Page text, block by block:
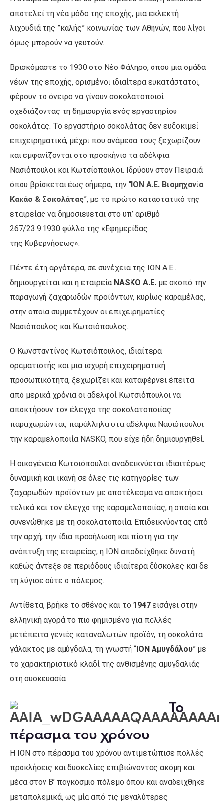
αποτελεί τη νέα μόδα της εποχής, μια εκλεκτή
λιχουδιά της ”καλής” κοινωνίας των Αθηνών, που λίγοι
όμως μπορούν να γευτούν.
Βρισκόμαστε το 1930 στο Νέο Φάληρο, όπου μια ομάδα
νέων της εποχής, ορισμένοι ιδιαίτερα ευκατάστατοι,
φέρουν το όνειρο να γίνουν σοκολατοποιοί
σχεδιάζοντας τη δημιουργία ενός εργαστηρίου
σοκολάτας. Το εργαστήριο σοκολάτας δεν ευδοκιμεί
επιχειρηματικά, μέχρι που ανάμεσα τους ξεχωρίζουν
και εμφανίζονται στο προσκήνιο τα αδέλφια
Νασιόπουλοι και Κωτσίοπουλοι. Ιδρύουν στον Πειραιά
όπου βρίσκεται έως σήμερα, την “ΙΟΝ Α.Ε. Βιομηχανία
Κακάο & Σοκολάτας”, με το πρώτο καταστατικό της
εταιρείας να δημοσιεύεται στο υπ’ αριθμό
267/23.9.1930 φύλλο της «Εφημερίδας
της Κυβερνήσεως».
Πέντε έτη αργότερα, σε συνέχεια της ΙΟΝ Α.Ε.,
δημιουργείται και η εταιρεία NASKO A.E. με σκοπό την
παραγωγή ζαχαρωδών προϊόντων, κυρίως καραμέλας,
στην οποία συμμετέχουν οι επιχειρηματίες
Νασιόπουλος και Κωτσιόπουλος.
Ο Κωνσταντίνος Κωτσιόπουλος, ιδιαίτερα
οραματιστής και μια ισχυρή επιχειρηματική
προσωπικότητα, ξεχωρίζει και καταφέρνει έπειτα
από μερικά χρόνια οι αδελφοί Κωτσιόπουλοι να
αποκτήσουν τον έλεγχο της σοκολατοποιίας
παραχωρώντας παράλληλα στα αδέλφια Νασιόπουλοι
την καραμελοποιία NASKO, που είχε ήδη δημιουργηθεί.
Η οικογένεια Κωτσιόπουλοι αναδεικνύεται ιδιαιτέρως
δυναμική και ικανή σε όλες τις κατηγορίες των
ζαχαρωδών προϊόντων με αποτέλεσμα να αποκτήσει
τελικά και τον έλεγχο της καραμελοποιίας, η οποία και
συνενώθηκε με τη σοκολατοποιία. Επιδεικνύοντας από
την αρχή, την ίδια προσήλωση και πίστη για την
ανάπτυξη της εταιρείας, η ΙΟΝ αποδείχθηκε δυνατή
καθώς άντεξε σε περιόδους ιδιαίτερα δύσκολες και δε
τη λύγισε ούτε ο πόλεμος.
Αντίθετα, βρήκε το σθένος και το 1947 εισάγει στην
ελληνική αγορά το πιο φημισμένο για πολλές
μετέπειτα γενιές καταναλωτών προϊόν, τη σοκολάτα
γάλακτος με αμύγδαλα, τη γνωστή “ΙΟΝ Αμυγδάλου” με
το χαρακτηριστικό κλαδί της ανθισμένης αμυγδαλιάς
στη συσκευασία.
Το
πέρασμα του χρόνου
Η ΙΟΝ στο πέρασμα του χρόνου αντιμετώπισε πολλές
προκλήσεις και δυσκολίες επιβιώνοντας ακόμη και
μέσα στον Β’ παγκόσμιο πόλεμο όπου και αναδείχθηκε
μεταπολεμικά, ως μία από τις μεγαλύτερες